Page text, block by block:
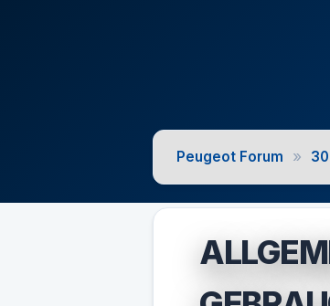
Peugeot Forum »